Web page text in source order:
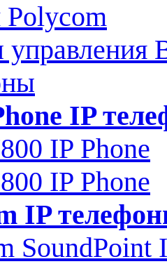
Polycom
управления
IP
IP Phone
IP Phone
IP
SoundPoint